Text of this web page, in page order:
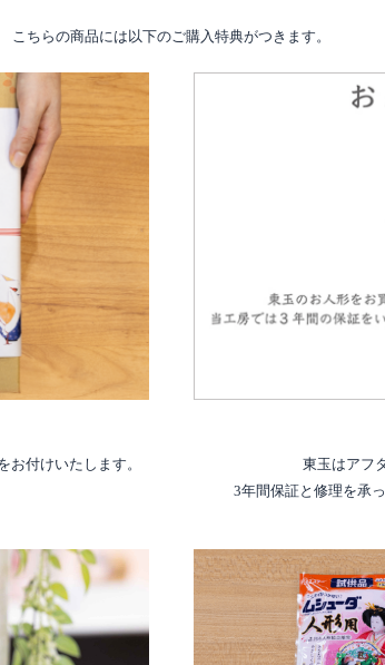
こちらの商品には以下のご購入特典がつきます。
付けいたします。
東玉はアフ
3年間保証と修理を承